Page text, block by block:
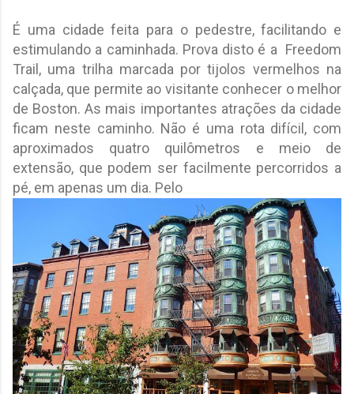
É uma cidade feita para o pedestre, facilitando e
estimulando a caminhada. Prova disto é a Freedom
Trail, uma trilha marcada por tijolos vermelhos na
calçada, que permite ao visitante conhecer o melhor
de Boston. As mais importantes atrações da cidade
ficam neste caminho. Não é uma rota difícil, com
aproximados quatro quilômetros e meio de
extensão, que podem ser facilmente percorridos a
pé, em apenas um dia. Pelo